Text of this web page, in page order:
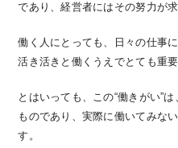
であり、経営者にはその努力が求
働く人にとっても、日々の仕事
活き活きと働くうえでとても重要
とはいっても、この“働きがい”
ものであり、実際に働いてみな
す。